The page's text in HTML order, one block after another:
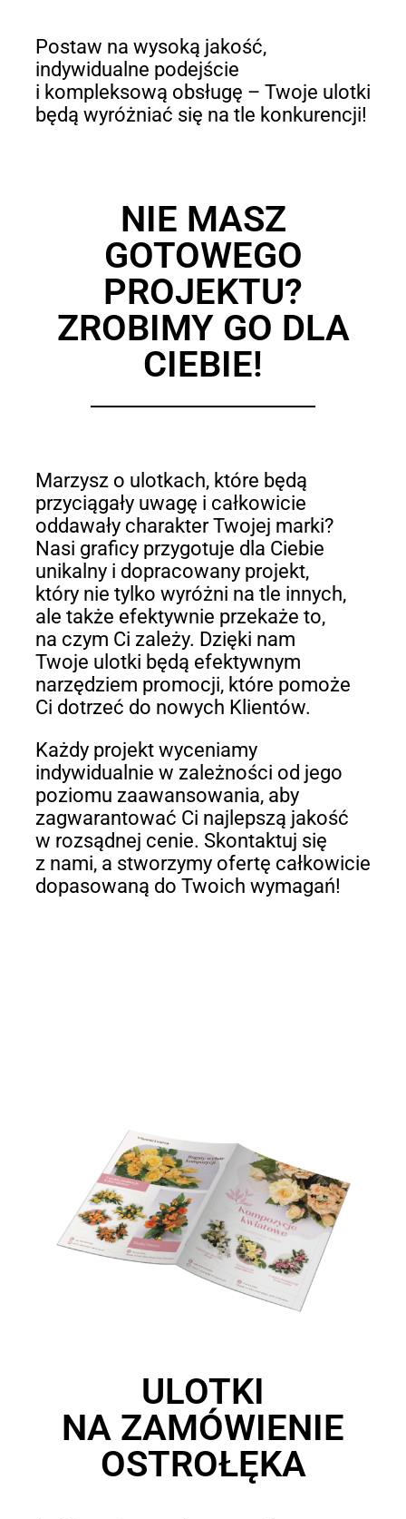
Postaw na wysoką jakość,
indywidualne podejście
i kompleksową obsługę – Twoje ulotki
będą wyróżniać się na tle konkurencji!
NIE MASZ
GOTOWEGO
PROJEKTU?
ZROBIMY GO DLA
CIEBIE!
Marzysz o ulotkach, które będą
przyciągały uwagę i całkowicie
oddawały charakter Twojej marki?
Nasi graficy przygotuje dla Ciebie
unikalny i dopracowany projekt,
który nie tylko wyróżni na tle innych,
ale także efektywnie przekaże to,
na czym Ci zależy. Dzięki nam
Twoje ulotki będą efektywnym
narzędziem promocji, które pomoże
Ci dotrzeć do nowych Klientów.
Każdy projekt wyceniamy
indywidualnie w zależności od jego
poziomu zaawansowania, aby
zagwarantować Ci najlepszą jakość
w rozsądnej cenie. Skontaktuj się
z nami, a stworzymy ofertę całkowicie
dopasowaną do Twoich wymagań!
ULOTKI
NA ZAMÓWIENIE
OSTROŁĘKA